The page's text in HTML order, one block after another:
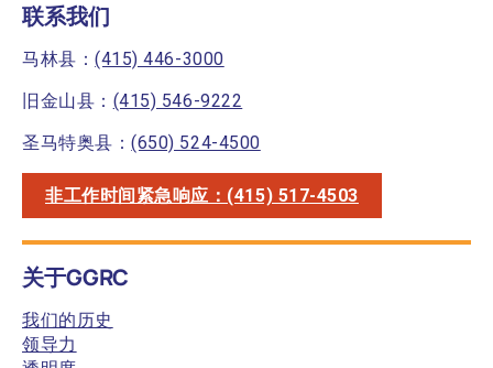
联系我们
马林县：(415) 446-3000
旧金山县： (415) 546-9222
圣马特奥县：(650) 524-4500
非工作时间紧急响应：(415) 517-4503
关于GGRC
我们的历史
领导力